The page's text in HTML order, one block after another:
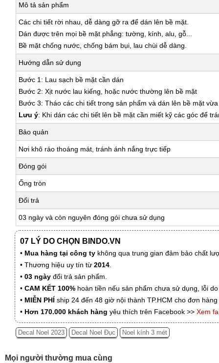
Mô tả sản phẩm
Các chi tiết rời nhau, dễ dàng gỡ ra để dán lên bề mặt.
Dán được trên mọi bề mặt phẳng: tường, kính, alu, gỗ...
Bề mặt chống nước, chống bám bụi, lau chùi dễ dàng.
Hướng dẫn sử dụng
Bước 1: Lau sạch bề mặt cần dán
Bước 2: Xịt nước lau kiếng, hoặc nước thường lên bề mặt
Bước 3: Tháo các chi tiết trong sản phẩm và dán lên bề mặt
Lưu ý: Khi dán các chi tiết lên bề mặt cần miết kỹ các góc để
Bảo quản
Nơi khô ráo thoáng mát, tránh ánh nắng trực tiếp
Đóng gói
Ống tròn
Đổi trả
03 ngày và còn nguyên đóng gói chưa sử dụng
07 LÝ DO CHỌN BINDO.VN
• Mua hàng tại công ty không qua trung gian đảm bảo chất
• Thương hiệu uy tín từ 2014.
• 03 ngày đổi trả sản phẩm.
• CAM KẾT 100% hoàn tiền nếu sản phẩm chưa sử dụng, lỗi
• MIỄN PHÍ ship 24 đến 48 giờ nội thành TP.HCM cho đơn
• Hơn 170.000 khách hàng yêu thích trên Facebook >> Xem
Decal Noel 2023 Decal Noel Đục Noel kính 3 mét
Mọi người thường mua cùng